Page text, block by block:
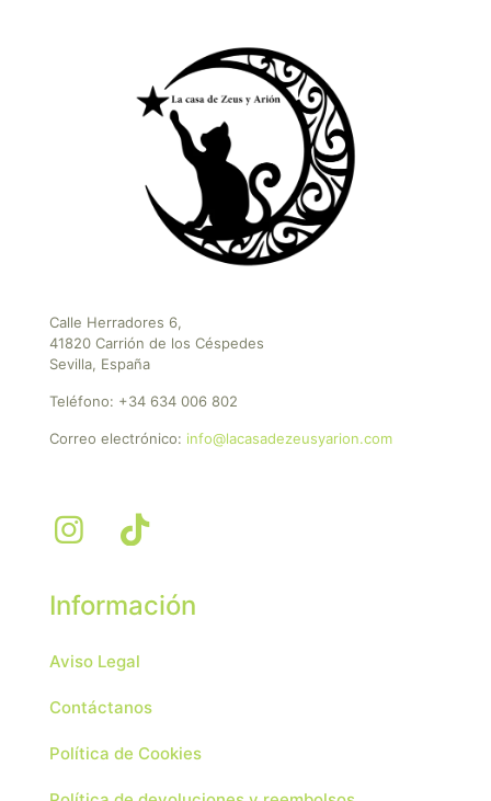
Calle Herradores 6,
41820 Carrión de los Céspedes
Sevilla, España
Teléfono: +34 634 006 802
Correo electrónico: info@lacasadezeusyarion.com
Información
Aviso Legal
Contáctanos
Política de Cookies